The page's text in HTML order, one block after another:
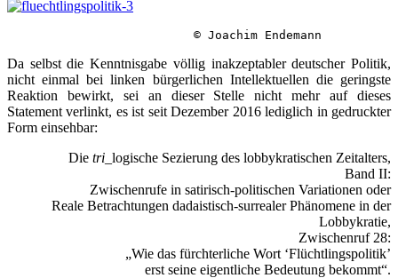
© Joachim Endemann
Da selbst die Kenntnisgabe völlig inakzeptabler deutscher Politik,
nicht einmal bei linken bürgerlichen Intellektuellen die geringste
Reaktion bewirkt, sei an dieser Stelle nicht mehr auf dieses
Statement verlinkt, es ist seit Dezember 2016 lediglich in gedruckter
Form einsehbar:
Die tri _logische Sezierung des lobbykratischen Zeitalters,
Band II:
Zwischenrufe in satirisch-politischen Variationen oder
Reale Betrachtungen dadaistisch-surrealer Phänomene in der
Lobbykratie,
Zwischenruf 28:
„Wie das fürchterliche Wort ‘Flüchtlingspolitik’
erst seine eigentliche Bedeutung bekommt“.